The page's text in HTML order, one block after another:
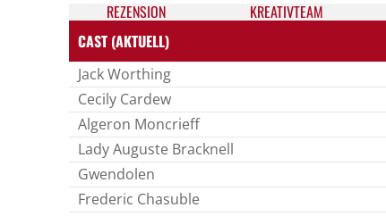
REZEN­SION KREATIV­TEAM
CAST (AKTUELL)
Jack Worthing
Cecily Cardew
Algeron Moncrieff
Lady Auguste Bracknell
Gwendolen
Frederic Chasuble